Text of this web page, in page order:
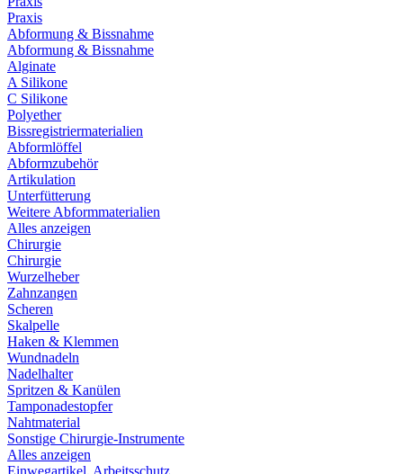
Praxis
Abformung & Bissnahme
Abformung & Bissnahme
Alginate
A Silikone
C Silikone
Polyether
Bissregistriermaterialien
Abformlöffel
Abformzubehör
Artikulation
Unterfütterung
Weitere Abformmaterialien
Alles anzeigen
Chirurgie
Chirurgie
Wurzelheber
Zahnzangen
Scheren
Skalpelle
Haken & Klemmen
Wundnadeln
Nadelhalter
Spritzen & Kanülen
Tamponadestopfer
Nahtmaterial
Sonstige Chirurgie-Instrumente
Alles anzeigen
Einwegartikel, Arbeitsschutz